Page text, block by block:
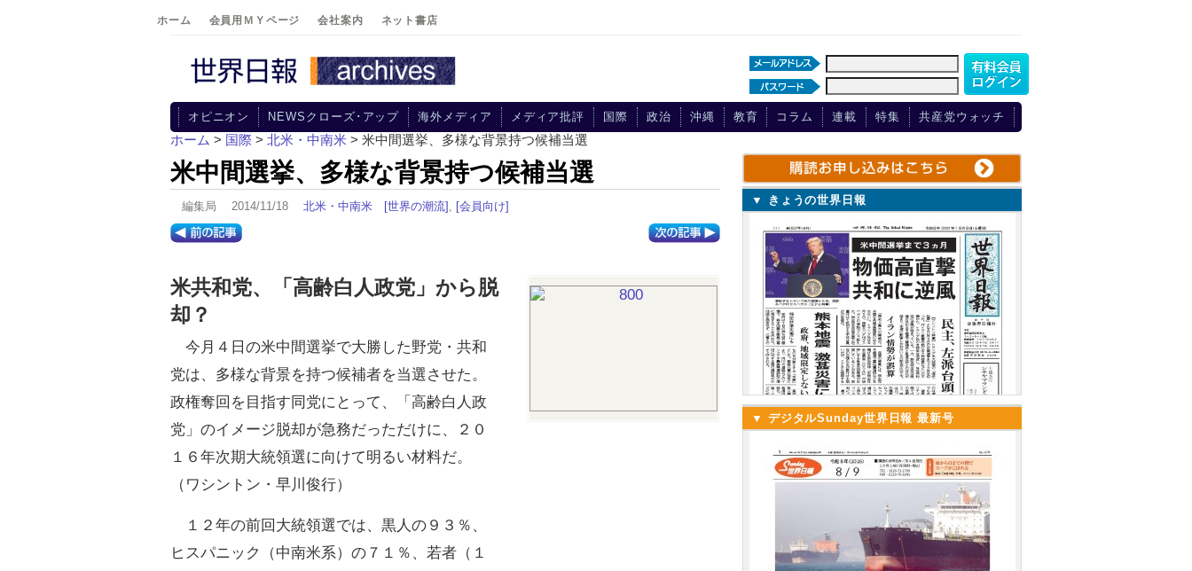
ホーム 会員用ＭＹページ 会社案内 ネット書店
オピニオン NEWSクローズ･アップ 海外メディア メディア批評 国際 政治 沖縄 教育 コラム 連載 特集 共産党ウォッチ
ホーム > 国際 > 北米・中南米 > 米中間選挙、多様な背景持つ候補当選
米中間選挙、多様な背景持つ候補当選
編集局 2014/11/18 北米・中南米 [世界の潮流] , [会員向け]
米共和党、「高齢白人政党」から脱
却？
今月４日の米中間選挙で大勝した野党・共和
党は、多様な背景を持つ候補者を当選させた。
政権奪回を目指す同党にとって、「高齢白人政
党」のイメージ脱却が急務だっただけに、２０
１６年次期大統領選に向けて明るい材料だ。
（ワシントン・早川俊行）
１２年の前回大統領選では、黒人の９３％、
ヒスパニック（中南米系）の７１％、若者（１
▼ きょうの世界日報
▼ デジタルSunday世界日報 最新号